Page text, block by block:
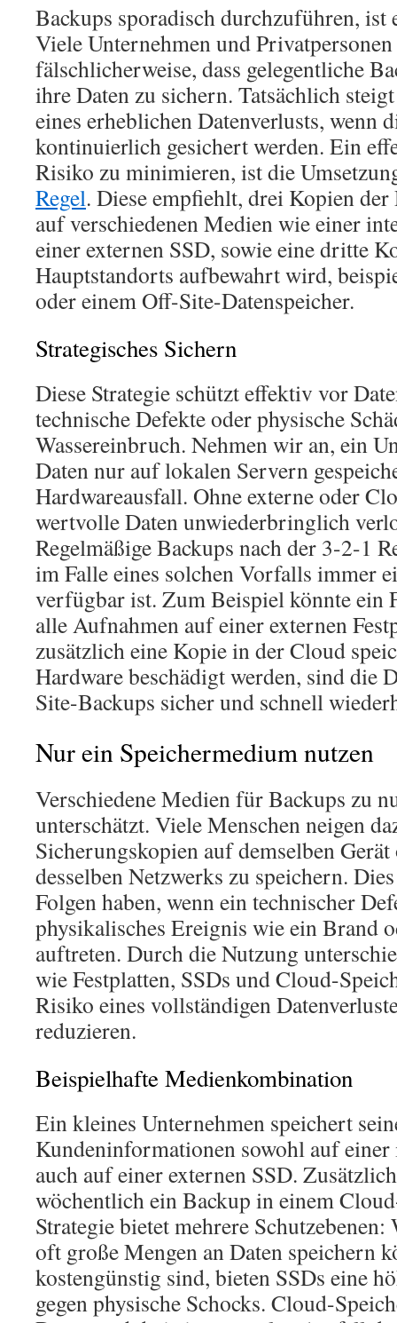
Backups sporadisch durchzuführen, ist
Viele Unternehmen und
fälschlicherweise, dass gelegentliche
ihre Daten zu sichern. Tatsächlich
eines erheblichen Datenverlusts, wenn
kontinuierlich gesichert werden. Ein
Risiko zu minimieren, ist die
Regel. Diese empfiehlt, drei Kopien der
auf verschiedenen Medien wie einer
einer externen SSD, sowie eine dritte
Hauptstandorts aufbewahrt wird,
oder einem Off-Site-Datenspeicher.
Strategisches Sichern
Diese Strategie schützt effektiv vor
technische Defekte oder physische
Wassereinbruch. Nehmen wir an, ein
Daten nur auf lokalen Servern
Hardwareausfall. Ohne externe oder
wertvolle Daten unwiederbringlich
Regelmäßige Backups nach der 3-2-1
im Falle eines solchen Vorfalls immer
verfügbar ist. Zum Beispiel könnte ein
alle Aufnahmen auf einer externen
zusätzlich eine Kopie in der Cloud
Hardware beschädigt werden, sind die
Site-Backups sicher und schnell
Nur ein Speichermedium nutzen
Verschiedene Medien für Backups zu
unterschätzt. Viele Menschen neigen
Sicherungskopien auf demselben
desselben Netzwerks zu speichern.
Folgen haben, wenn ein technischer
physikalisches Ereignis wie ein Brand
auftreten. Durch die Nutzung
wie Festplatten, SSDs und Cloud-
Risiko eines vollständigen
reduzieren.
Beispielhafte Medienkombination
Ein kleines Unternehmen speichert
Kundeninformationen sowohl auf einer
auch auf einer externen SSD.
wöchentlich ein Backup in einem
Strategie bietet mehrere Schutzebenen:
oft große Mengen an Daten speichern
kostengünstig sind, bieten SSDs eine
gegen physische Schocks. Cloud-